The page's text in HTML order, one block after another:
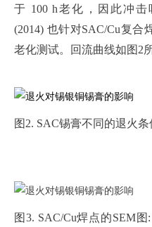
于 100 h老化，因此冲击
(2014) 也针对SAC/Cu复合
老化测试。回流曲线如图2所
图2. SAC锡膏不同的退火条
图3. SAC/Cu焊点的SEM图